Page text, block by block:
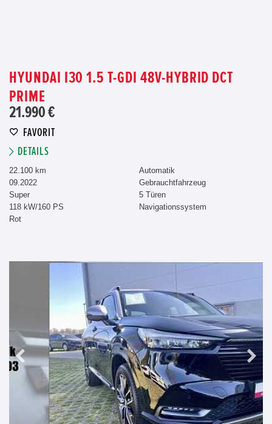
HYUNDAI I30 1.5 T-GDI 48V-HYBRID DCT
PRIME
21.990 €
FAVORIT
DETAILS
22.100 km
09.2022
Super
118 kW/160 PS
Rot
Automatik
Gebrauchtfahrzeug
5 Türen
Navigationssystem